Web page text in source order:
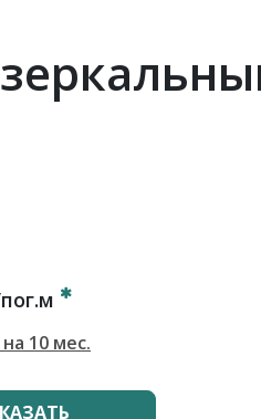
10 мес.